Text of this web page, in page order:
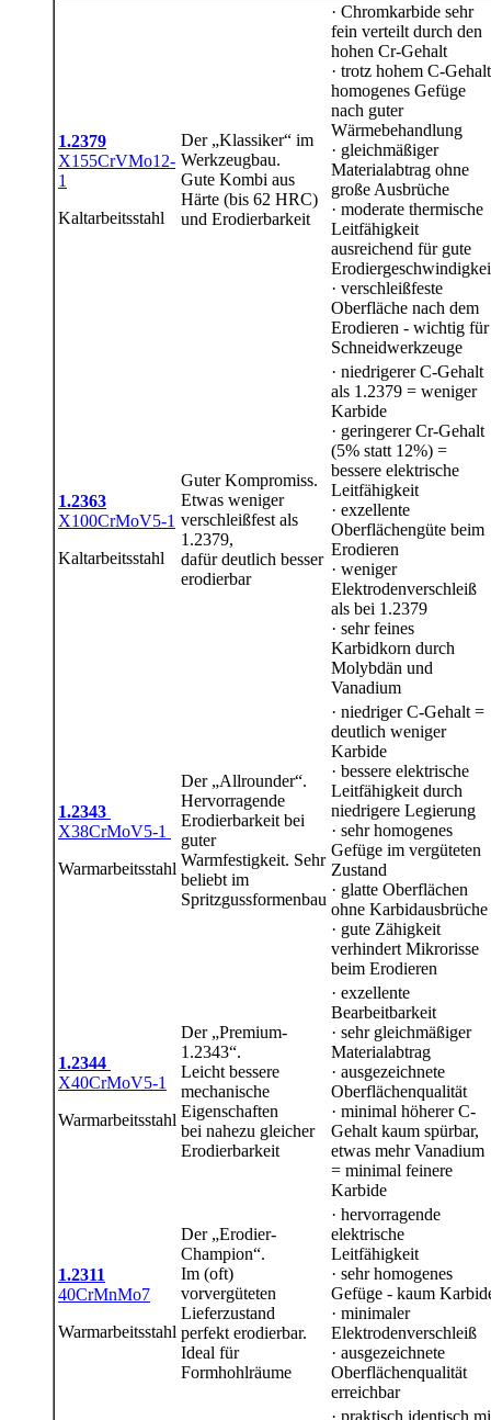
1.2379
X155CrVMo12-
1
Kaltarbeitsstahl
Der „Klassiker“ im
Werkzeugbau.
Gute Kombi aus
Härte (bis 62 HRC)
und Erodierbarkeit
· Chromkarbide sehr
fein verteilt durch den
hohen Cr-Gehalt
· trotz hohem C-
homogenes Gefüge
nach guter
Wärmebehandlung
· gleichmäßiger
Materialabtrag ohne
große Ausbrüche
· moderate thermische
Leitfähigkeit
ausreichend für gute
· verschleißfeste
Oberfläche nach dem
Erodieren - wichtig für
Schneidwerkzeuge
1.2363
X100CrMoV5-1
Kaltarbeitsstahl
Guter Kompromiss.
Etwas weniger
verschleißfest als
1.2379,
dafür deutlich besser
erodierbar
· niedrigerer C-Gehalt
als 1.2379 = weniger
Karbide
· geringerer Cr-Gehalt
(5% statt 12%) =
bessere elektrische
Leitfähigkeit
· exzellente
Oberflächengüte beim
Erodieren
· weniger
Elektrodenverschleiß
als bei 1.2379
· sehr feines
Karbidkorn durch
Molybdän und
Vanadium
1.2343
X38CrMoV5-1
Warmarbeitsstahl
Der „Allrounder“.
Hervorragende
Erodierbarkeit bei
guter
Warmfestigkeit. Sehr
beliebt im
Spritzgussformenbau
· niedriger C-Gehalt =
deutlich weniger
Karbide
· bessere elektrische
Leitfähigkeit durch
niedrigere Legierung
· sehr homogenes
Gefüge im vergüteten
Zustand
· glatte Oberflächen
ohne Karbidausbrüche
· gute Zähigkeit
verhindert Mikrorisse
beim Erodieren
1.2344
X40CrMoV5-1
Warmarbeitsstahl
Der „Premium-
1.2343“.
Leicht bessere
mechanische
Eigenschaften
bei nahezu gleicher
Erodierbarkeit
· exzellente
Bearbeitbarkeit
· sehr gleichmäßiger
Materialabtrag
· ausgezeichnete
Oberflächenqualität
· minimal höherer C-
Gehalt kaum spürbar,
etwas mehr Vanadium
= minimal feinere
Karbide
1.2311
40CrMnMo7
Warmarbeitsstahl
Der „Erodier-
Champion“.
Im (oft)
vorvergüteten
Lieferzustand
perfekt erodierbar.
Ideal für
Formhohlräume
· hervorragende
elektrische
Leitfähigkeit
· sehr homogenes
Gefüge - kaum
· minimaler
Elektrodenverschleiß
· ausgezeichnete
Oberflächenqualität
erreichbar
· praktisch identisch